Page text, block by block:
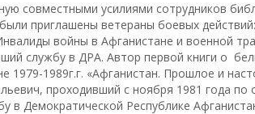
совместными усилиями сотрудников
приглашены ветераны боевых
войны в Афганистане и военной
службу в ДРА. Автор первой книги о
1979-1989г.г. «Афганистан. Прошлое и
проходивший с ноября 1981 года
в Демократической Республике